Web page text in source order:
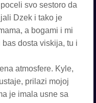
svo sestoro da
Dzek i tako je
a bogami i mi
dosta viskija, tu i
atmosfere. Kyle,
prilazi mojoj
je imala usne sa